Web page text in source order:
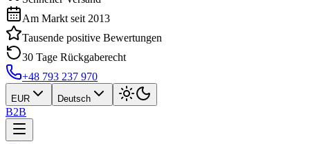
Am Markt seit 2013
Tausende positive Bewertungen
30 Tage Rückgaberecht
+48 793 237 970
EUR Deutsch
B2B